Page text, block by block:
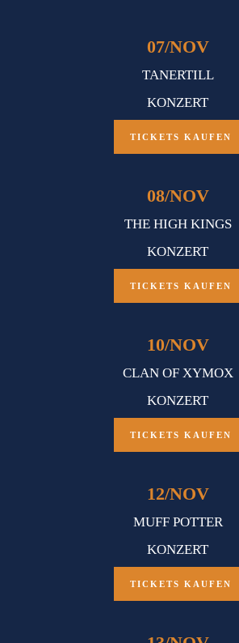
07/NOV
TANERTILL
KONZERT
TICKETS KAUFEN
08/NOV
THE HIGH KINGS
KONZERT
TICKETS KAUFEN
10/NOV
CLAN OF XYMOX
KONZERT
TICKETS KAUFEN
12/NOV
MUFF POTTER
KONZERT
TICKETS KAUFEN